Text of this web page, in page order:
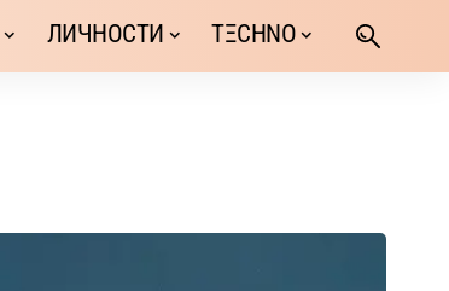
ЛИЧНОСТИ TΞCHNO